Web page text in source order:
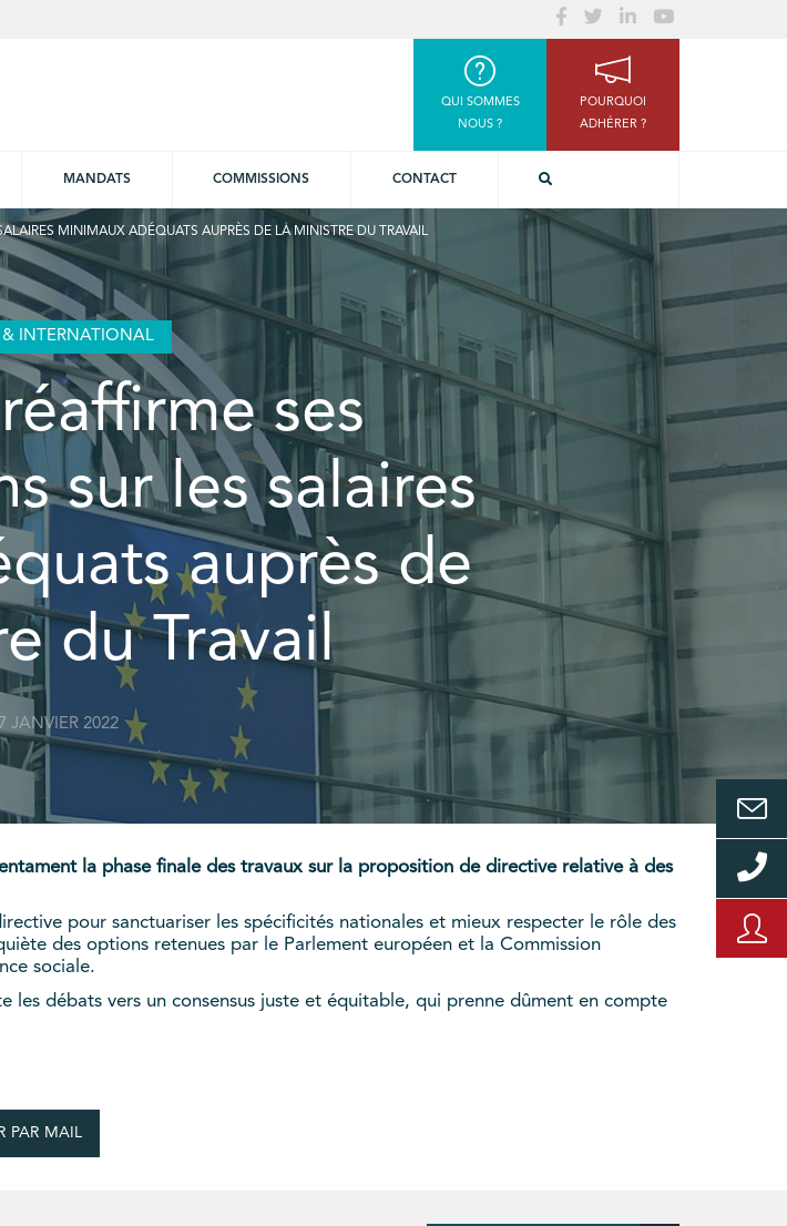
QUI SOMMES
NOUS ?
POURQUOI
ADHÉRER ?
MANDATS COMMISSIONS CONTACT
MINIMAUX ADÉQUATS AUPRÈS DE LA MINISTRE DU TRAVAIL
& INTERNATIONAL
ses
sur les salaires
auprès de
du Travail
JANVIER 2022
la phase finale des travaux sur la proposition de directive relative à des
pour sanctuariser les spécificités nationales et mieux respecter le rôle des
des options retenues par le Parlement européen et la Commission
sociale.
les débats vers un consensus juste et équitable, qui prenne dûment en compte
PAR MAIL